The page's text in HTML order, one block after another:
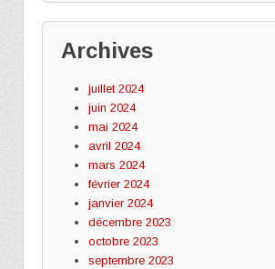
Archives
juillet 2024
juin 2024
mai 2024
avril 2024
mars 2024
février 2024
janvier 2024
décembre 2023
octobre 2023
septembre 2023